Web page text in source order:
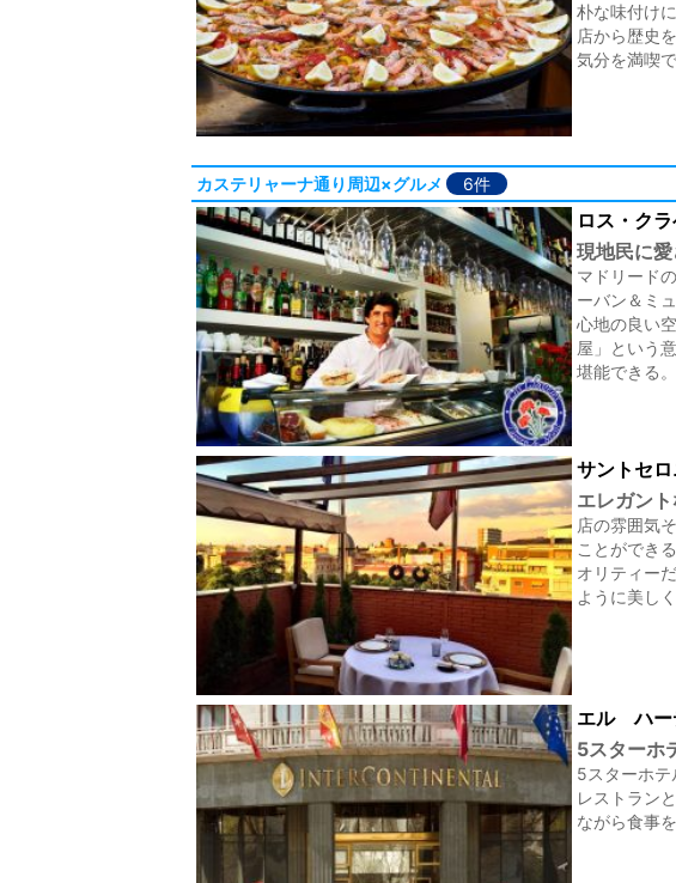
朴な味付け
店から歴史
気分を満喫
カステリャーナ通り周辺×グルメ 6件
ロス・ク
現地民に
マドリード
ーバン＆ミ
心地の良い
屋」という
堪能できる
サントセロ
エレガン
店の雰囲気
ことができ
オリティー
ように美し
エル ハー
5スターホ
5スターホテ
レストラン
ながら食事